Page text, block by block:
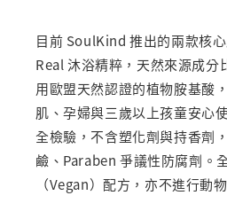
目前 SoulKind 推出的兩款核
Real 沐浴精粹，天然來源成分
用歐盟天然認證的植物胺基酸
肌、孕婦與三歲以上孩童安心
全檢驗，不含塑化劑與持香劑
鹼、Paraben 爭議性防腐劑。
（Vegan）配方，亦不進行動